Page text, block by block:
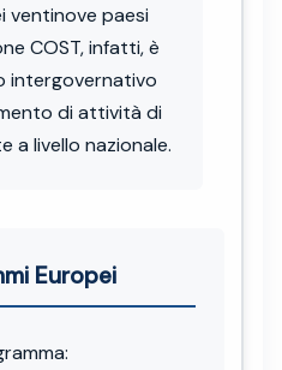
ventinove paesi
COST, infatti, è
intergovernativo
di attività di
a livello nazionale.
Europei